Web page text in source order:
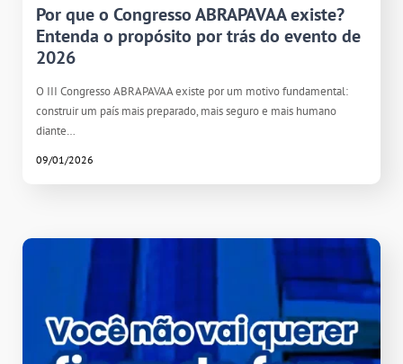
Por que o Congresso ABRAPAVAA existe?
Entenda o propósito por trás do evento de
2026
O III Congresso ABRAPAVAA existe por um motivo fundamental:
construir um país mais preparado, mais seguro e mais humano
diante…
09/01/2026